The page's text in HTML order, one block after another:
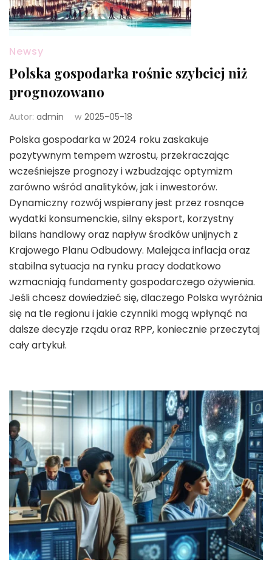
Newsy
Polska gospodarka rośnie szybciej niż
prognozowano
Autor: admin w 2025-05-18
Polska gospodarka w 2024 roku zaskakuje
pozytywnym tempem wzrostu, przekraczając
wcześniejsze prognozy i wzbudzając optymizm
zarówno wśród analityków, jak i inwestorów.
Dynamiczny rozwój wspierany jest przez rosnące
wydatki konsumenckie, silny eksport, korzystny
bilans handlowy oraz napływ środków unijnych z
Krajowego Planu Odbudowy. Malejąca inflacja oraz
stabilna sytuacja na rynku pracy dodatkowo
wzmacniają fundamenty gospodarczego ożywienia.
Jeśli chcesz dowiedzieć się, dlaczego Polska wyróżnia
się na tle regionu i jakie czynniki mogą wpłynąć na
dalsze decyzje rządu oraz RPP, koniecznie przeczytaj
cały artykuł.